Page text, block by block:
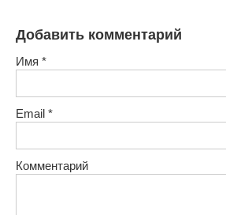
Добавить комментарий
Имя *
Email *
Комментарий